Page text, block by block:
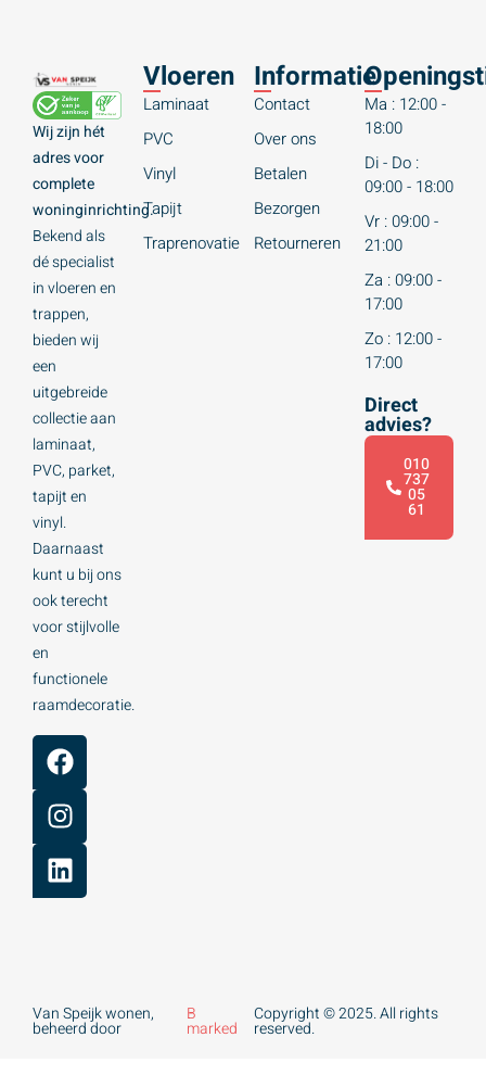
Wij zijn hét
adres voor
complete
woninginrichting.
Bekend als
dé specialist
in vloeren en
trappen,
bieden wij
een
uitgebreide
collectie aan
laminaat,
PVC, parket,
tapijt en
vinyl.
Daarnaast
kunt u bij ons
ook terecht
voor stijlvolle
en
functionele
raamdecoratie.
Vloeren
Laminaat
PVC
Vinyl
Tapijt
Traprenovatie
Informatie
Contact
Over ons
Betalen
Bezorgen
Retourneren
Ma : 12:00 -
18:00
Di - Do :
09:00 - 18:00
Vr : 09:00 -
21:00
Za : 09:00 -
17:00
Zo : 12:00 -
17:00
Direct
advies?
010
737
05
61
Van Speijk wonen,
beheerd door
B
marked
Copyright © 2025. All rights
reserved.